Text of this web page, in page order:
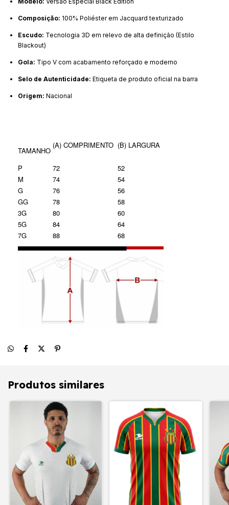
Composição: 100% Poliéster em Jacquard texturizado
Escudo: Tecnologia 3D em relevo de alta definição (Estilo
Blackout)
Gola: Tipo V com acabamento reforçado e moderno
Selo de Autenticidade: Etiqueta de produto oficial na barra
Origem: Nacional
TAMANHO
(A) COMPRIMENTO (B) LARGURA
P 72
52
M
74
54
G
76
56
GG
78
58
3G
80
60
5G
84
64
7G
88 68
Produtos similares